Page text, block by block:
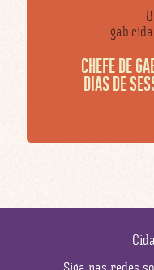
CHEFE DE
DIAS DE